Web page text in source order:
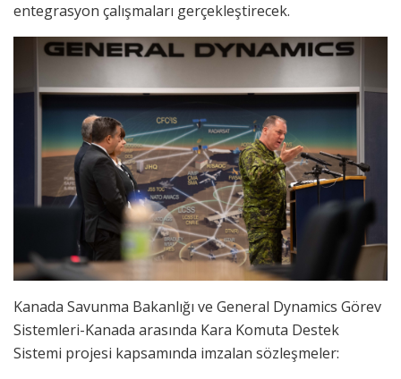
entegrasyon çalışmaları gerçekleştirecek.
Kanada Savunma Bakanlığı ve General Dynamics Görev
Sistemleri-Kanada arasında Kara Komuta Destek
Sistemi projesi kapsamında imzalan sözleşmeler: